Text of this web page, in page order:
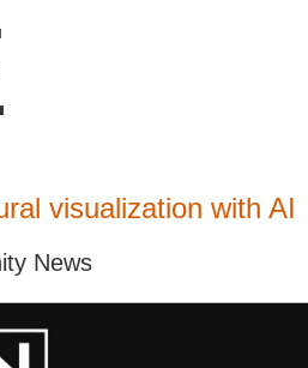
visualization with AI
News